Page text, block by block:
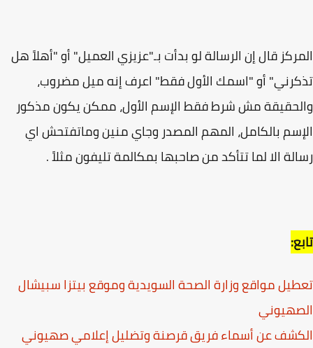
قال إن الرسالة لو بدأت بـ"عزيزي العميل" أو "أهلاً هل
أو "اسمك الأول فقط" اعرف إنه ميل مضروب،
مش شرط فقط الإسم الأول، ممكن يكون مذكور
بالكامل، المهم المصدر وجاي منين وماتفتحش اي
الا لما تتأكد من صاحبها بمكالمة تليفون مثلاً .
مواقع وزارة الصحة السويدية وموقع بيتزا سبيشال
عن أسماء فريق قرصنة وتضليل إعلامي صهيوني